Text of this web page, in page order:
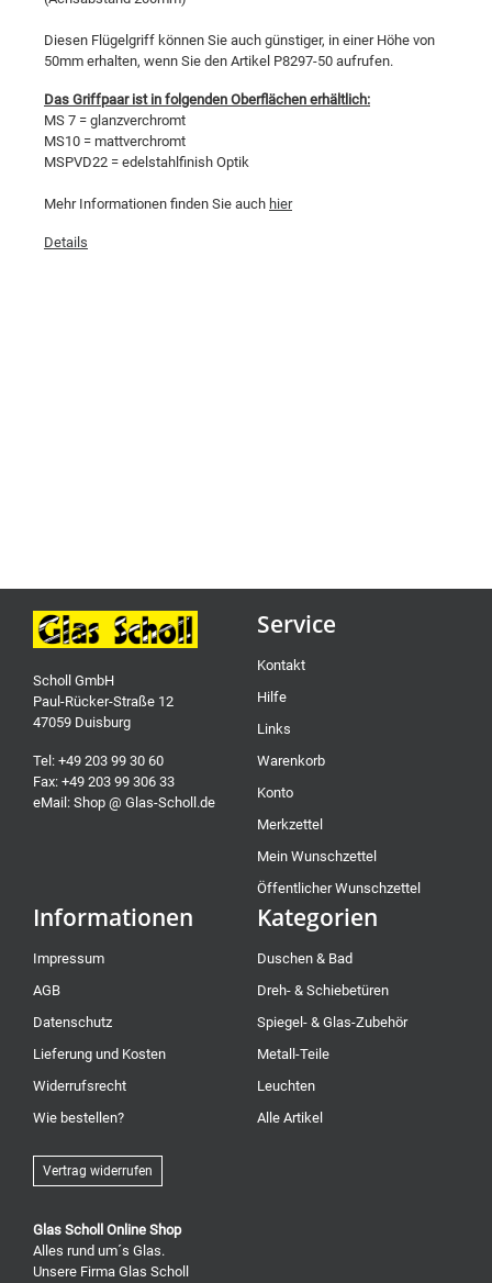
Diesen Flügelgriff können Sie auch günstiger, in einer Höhe von
50mm erhalten, wenn Sie den Artikel P8297-50 aufrufen.
Das Griffpaar ist in folgenden Oberflächen erhältlich:
MS 7 = glanzverchromt
MS10 = mattverchromt
MSPVD22 = edelstahlfinish Optik
Mehr Informationen finden Sie auch hier
Details
Scholl GmbH
Paul-Rücker-Straße 12
47059 Duisburg
Tel: +49 203 99 30 60
Fax: +49 203 99 306 33
eMail: Shop @ Glas-Scholl.de
Service
Kontakt
Hilfe
Links
Warenkorb
Konto
Merkzettel
Mein Wunschzettel
Öffentlicher Wunschzettel
Informationen
Impressum
AGB
Datenschutz
Lieferung und Kosten
Widerrufsrecht
Wie bestellen?
Vertrag widerrufen
Kategorien
Duschen & Bad
Dreh- & Schiebetüren
Spiegel- & Glas-Zubehör
Metall-Teile
Leuchten
Alle Artikel
Glas Scholl Online Shop
Alles rund um´s Glas.
Unsere Firma Glas Scholl